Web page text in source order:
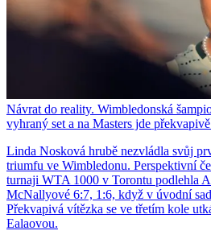
Návrat do reality. Wimbledonská
vyhraný set a na Masters jde
Linda Nosková hrubě nezvládla svůj
triumfu ve Wimbledonu. Perspektivní
turnaji WTA 1000 v Torontu podlehla
McNallyové 6:7, 1:6, když v úvodní
Překvapivá vítězka se ve třetím kole
Ealaovou.